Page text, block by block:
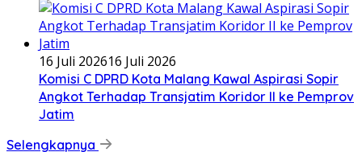
16 Juli 202616 Juli 2026
Komisi C DPRD Kota Malang Kawal Aspirasi Sopir
Angkot Terhadap Transjatim Koridor II ke Pemprov
Jatim
Selengkapnya